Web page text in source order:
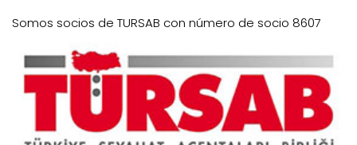
Somos socios de TURSAB con número de socio 8607